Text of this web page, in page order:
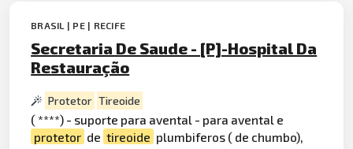
BRASIL | PE | RECIFE
Secretaria De Saude - [P]-Hospital Da
Restauração
Protetor Tireoide
( ****) - suporte para avental - para avental e
protetor de tireoide plumbiferos ( de chumbo),